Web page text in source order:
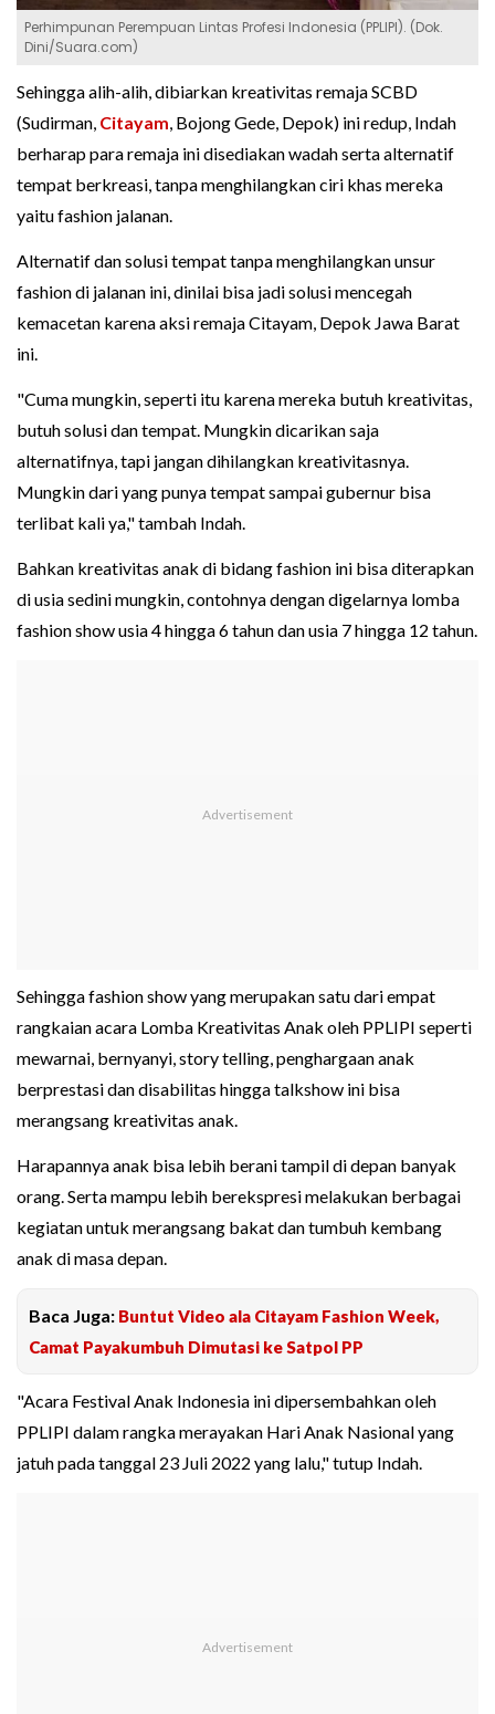
Perhimpunan Perempuan Lintas Profesi Indonesia (PPLIPI). (Dok.
Dini/Suara.com)
Sehingga alih-alih, dibiarkan kreativitas remaja SCBD
(Sudirman, Citayam , Bojong Gede, Depok) ini redup, Indah
berharap para remaja ini disediakan wadah serta alternatif
tempat berkreasi, tanpa menghilangkan ciri khas mereka
yaitu fashion jalanan.
Alternatif dan solusi tempat tanpa menghilangkan unsur
fashion di jalanan ini, dinilai bisa jadi solusi mencegah
kemacetan karena aksi remaja Citayam, Depok Jawa Barat
ini.
"Cuma mungkin, seperti itu karena mereka butuh kreativitas,
butuh solusi dan tempat. Mungkin dicarikan saja
alternatifnya, tapi jangan dihilangkan kreativitasnya.
Mungkin dari yang punya tempat sampai gubernur bisa
terlibat kali ya," tambah Indah.
Bahkan kreativitas anak di bidang fashion ini bisa diterapkan
di usia sedini mungkin, contohnya dengan digelarnya lomba
fashion show usia 4 hingga 6 tahun dan usia 7 hingga 12 tahun.
Sehingga fashion show yang merupakan satu dari empat
rangkaian acara Lomba Kreativitas Anak oleh PPLIPI seperti
mewarnai, bernyanyi, story telling, penghargaan anak
berprestasi dan disabilitas hingga talkshow ini bisa
merangsang kreativitas anak.
Harapannya anak bisa lebih berani tampil di depan banyak
orang. Serta mampu lebih berekspresi melakukan berbagai
kegiatan untuk merangsang bakat dan tumbuh kembang
anak di masa depan.
Baca Juga: Buntut Video ala Citayam Fashion Week,
Camat Payakumbuh Dimutasi ke Satpol PP
"Acara Festival Anak Indonesia ini dipersembahkan oleh
PPLIPI dalam rangka merayakan Hari Anak Nasional yang
jatuh pada tanggal 23 Juli 2022 yang lalu," tutup Indah.